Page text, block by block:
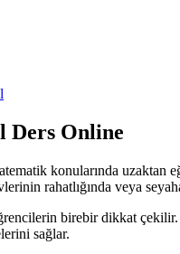
Ders Online
konularında uzaktan
rahatlığında veya
birebir dikkat
sağlar.